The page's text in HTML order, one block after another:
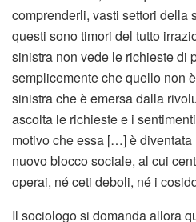
comprenderli, vasti settori della
questi sono timori del tutto
sinistra non vede le richieste di
semplicemente che quello non
sinistra che è emersa dalla
ascolta le richieste e i
motivo che essa […] è
nuovo blocco sociale, al cui
operai, né ceti deboli, né i
Il sociologo si domanda allora